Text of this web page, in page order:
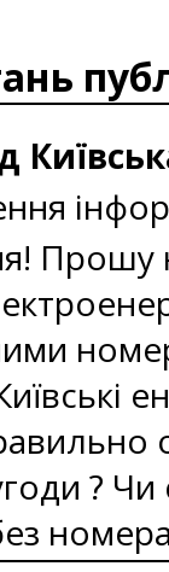
Прошу
?